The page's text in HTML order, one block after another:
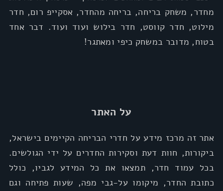
מחדר, משחק בריחה, בריחה מהחדר, אסקייפ רום, חדר
מילוט, חדר קווסט, חדר בילוש ועוד ועוד. דבר אחד
בטוח, מדובר במשחק כיפי ומאתגר!
על האתר
אתר זה מרכז מידע על חדרי הבריחה הקיימים בישראל,
ביקורות, חוות דעת וסקירות החדרים על ידי הגולשים.
בכל עמוד חדר, תמצאו את כל המידע לגביו, כולל
כתובת החדר, מיקומו על-גבי מפה, שעות פתיחה וגם